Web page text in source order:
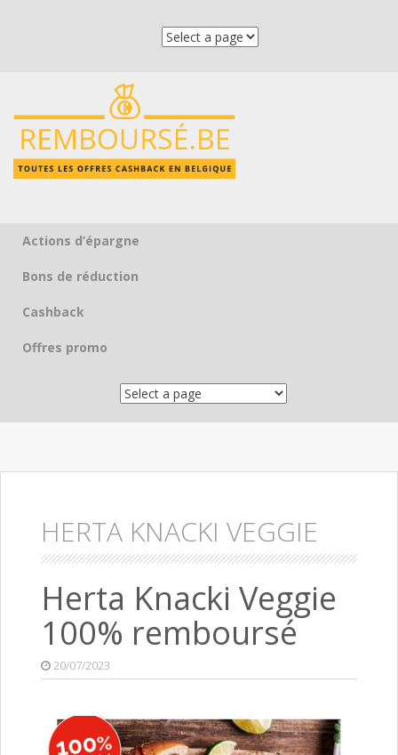
Skip to content
Actions d’épargne
Bons de réduction
Cashback
Offres promo
HERTA KNACKI VEGGIE
Herta Knacki Veggie
100% remboursé
20/07/2023